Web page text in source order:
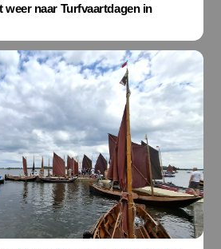
naar Turfvaartdagen in